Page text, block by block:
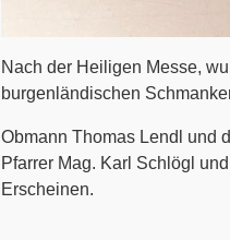
Nach der Heiligen Messe,
burgenländischen
Obmann Thomas Lendl und
Pfarrer Mag. Karl Schlögl
Erscheinen.